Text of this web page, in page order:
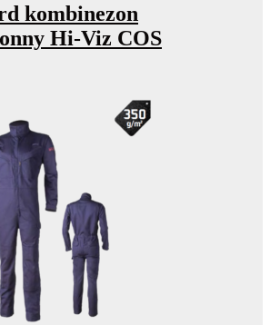
kombinezon
Hi-Viz COS